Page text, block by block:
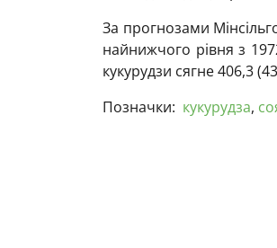
За прогнозами
найнижчого рівня з
кукурудзи сягне 406,3
Позначки: кукурудза,